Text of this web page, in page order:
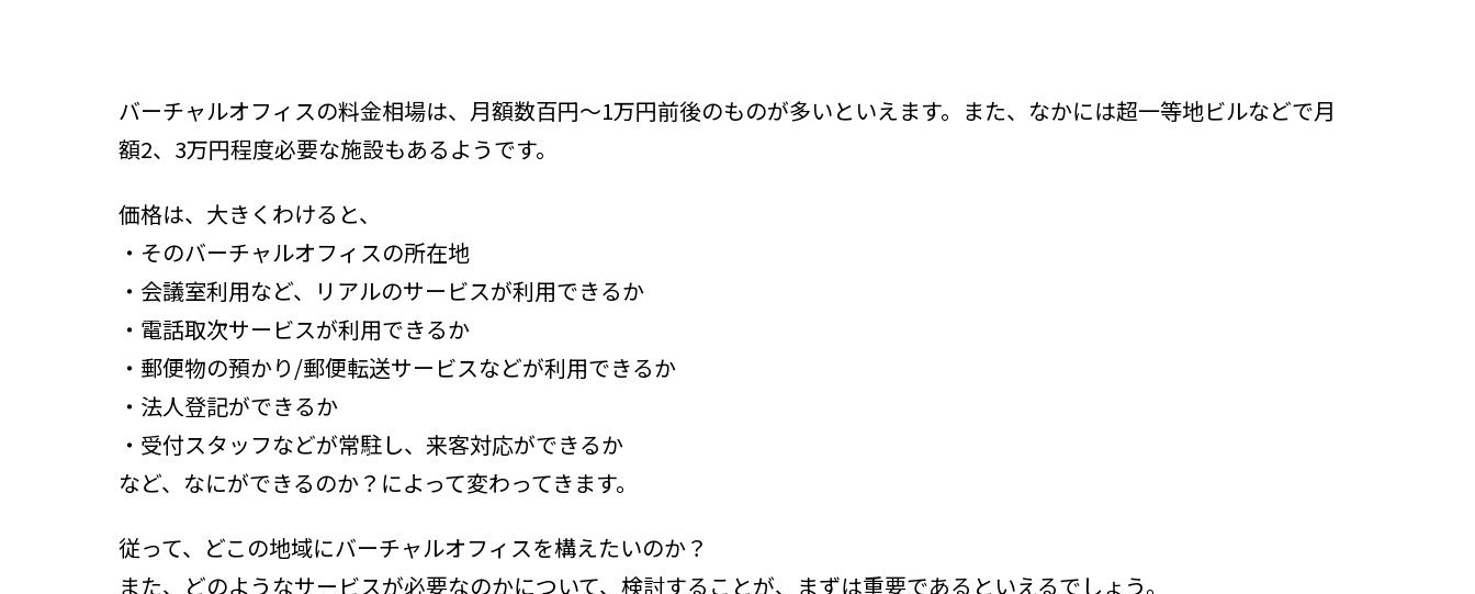
バーチャルオフィスの料金相場は、月額数百円～1万円前後のものが多いといえます。また、なかには超一等地ビルなどで月
額2、3万円程度必要な施設もあるようです。
価格は、大きくわけると、
・そのバーチャルオフィスの所在地
・会議室利用など、リアルのサービスが利用できるか
・電話取次サービスが利用できるか
・郵便物の預かり/郵便転送サービスなどが利用できるか
・法人登記ができるか
・受付スタッフなどが常駐し、来客対応ができるか
など、なにができるのか？によって変わってきます。
従って、どこの地域にバーチャルオフィスを構えたいのか？
また、どのようなサービスが必要なのかについて、検討することが、まずは重要であるといえるでしょう。